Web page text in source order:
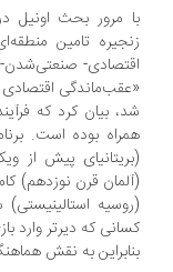
مرور بحث اونیل در
تامین منطقه‌ای،
صنعتی‌شدن-
بیان کرد که
بوده است.
پیش از
قرن نوزدهم) کاملاً
استالینیستی)
که دیرتر وارد بازی
به نقش هماهنگ‌تر و